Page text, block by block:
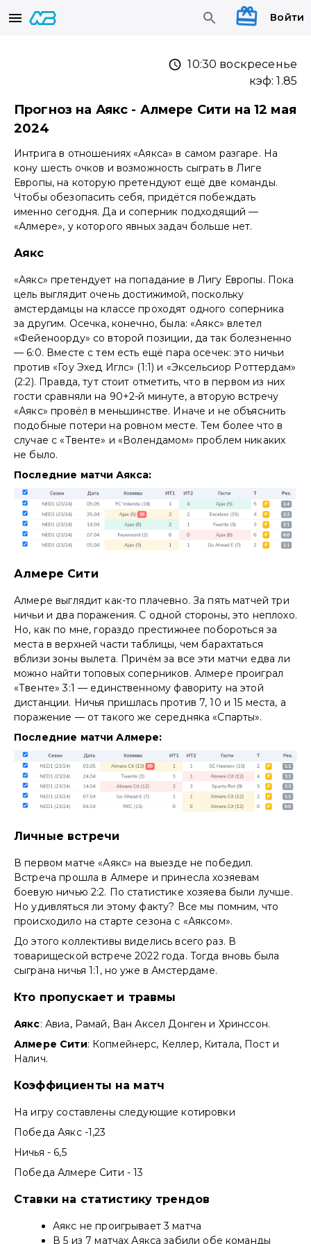
Войти
10:30 воскресенье
кэф:1.85
Прогноз на Аякс - Алмере Сити на 12 мая
2024
Интрига в отношениях «Аякса» в самом разгаре. На
кону шесть очков и возможность сыграть в Лиге
Европы, на которую претендуют ещё две команды.
Чтобы обезопасить себя, придётся побеждать
именно сегодня. Да и соперник подходящий —
«Алмере», у которого явных задач больше нет.
Аякс
«Аякс» претендует на попадание в Лигу Европы. Пока
цель выглядит очень достижимой, поскольку
амстердамцы на классе проходят одного соперника
за другим. Осечка, конечно, была: «Аякс» влетел
«Фейеноорду» со второй позиции, да так болезненно
— 6:0. Вместе с тем есть ещё пара осечек: это ничьи
против «Гоу Эхед Иглс» (1:1) и «Эксельсиор Роттердам»
(2:2). Правда, тут стоит отметить, что в первом из них
гости сравняли на 90+2-й минуте, а вторую встречу
«Аякс» провёл в меньшинстве. Иначе и не объяснить
подобные потери на ровном месте. Тем более что в
случае с «Твенте» и «Волендамом» проблем никаких
не было.
Последние матчи Аякса:
Алмере Сити
Алмере выглядит как-то плачевно. За пять матчей три
ничьи и два поражения. С одной стороны, это неплохо.
Но, как по мне, гораздо престижнее побороться за
места в верхней части таблицы, чем барахтаться
вблизи зоны вылета. Причём за все эти матчи едва ли
можно найти топовых соперников. Алмере проиграл
«Твенте» 3:1 — единственному фавориту на этой
дистанции. Ничья пришлась против 7, 10 и 15 места, а
поражение — от такого же середняка «Спарты».
Последние матчи Алмере:
Личные встречи
В первом матче «Аякс» на выезде не победил.
Встреча прошла в Алмере и принесла хозяевам
боевую ничью 2:2. По статистике хозяева были лучше.
Но удивляться ли этому факту? Все мы помним, что
происходило на старте сезона с «Аяксом».
До этого коллективы виделись всего раз. В
товарищеской встрече 2022 года. Тогда вновь была
сыграна ничья 1:1, но уже в Амстердаме.
Кто пропускает и травмы
Аякс: Авиа, Рамай, Ван Аксел Донген и Хринссон.
Алмере Сити: Копмейнерс, Келлер, Китала, Пост и
Налич.
Коэффициенты на матч
На игру составлены следующие котировки
Победа Аякс -1,23
Ничья - 6,5
Победа Алмере Сити - 13
Ставки на статистику трендов
Аякс не проигрывает 3 матча
В 5 из 7 матчах Аякса забили обе команды